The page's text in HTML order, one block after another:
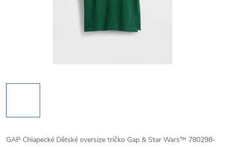
GAP Chlapecké Dětské oversize tričko Gap & Star Wars™ 780298-